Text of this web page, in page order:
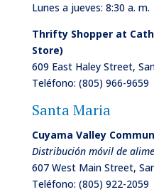
Lunes a jueves: 8:30 a.
Thrifty Shopper at
Store)
609 East Haley Street,
Teléfono: (805) 966-9659
Santa Maria
Cuyama Valley
Distribución móvil de
607 West Main Street,
Teléfono: (805) 922-2059